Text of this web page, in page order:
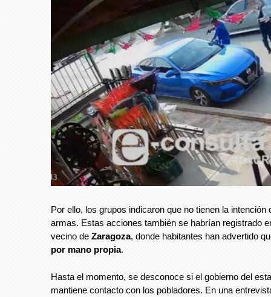
Por ello, los grupos indicaron que no tienen la intención
armas. Estas acciones también se habrían registrado
vecino de Zaragoza, donde habitantes han advertido
por mano propia.
Hasta el momento, se desconoce si el gobierno del
mantiene contacto con los pobladores. En una